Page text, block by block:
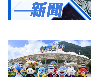
理
商
業